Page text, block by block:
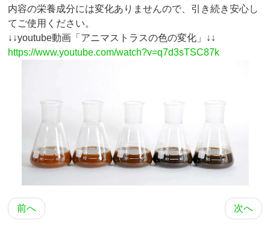
内容の栄養成分には変化ありませんので、引き続き安心し
てご使用ください。
↓↓youtube動画「アニマストラスの色の変化」↓↓
https://www.youtube.com/watch?v=q7d3sTSC87k
前へ 次へ